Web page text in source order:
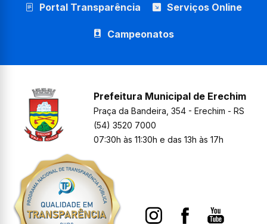
Portal Transparência Serviços Online
Campeonatos
Prefeitura Municipal de Erechim
Praça da Bandeira, 354 - Erechim - RS
(54) 3520 7000
07:30h às 11:30h e das 13h às 17h